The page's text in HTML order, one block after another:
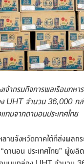
จ้ากรมกิจการพลเรือนทห
UHT จำนวน 36,000
ทนจากดานอนประเทศไทย
จังหวัดภาคใต้ที่ส่งผลกร
านอน ประเทศไทย” ผู้ผลิ